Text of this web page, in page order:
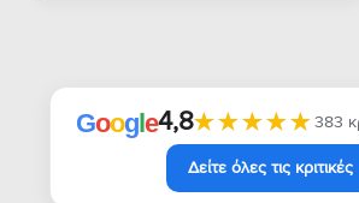
Google4,8★★★★★
★★★★★ 383
Δείτε όλες τις κριτικές